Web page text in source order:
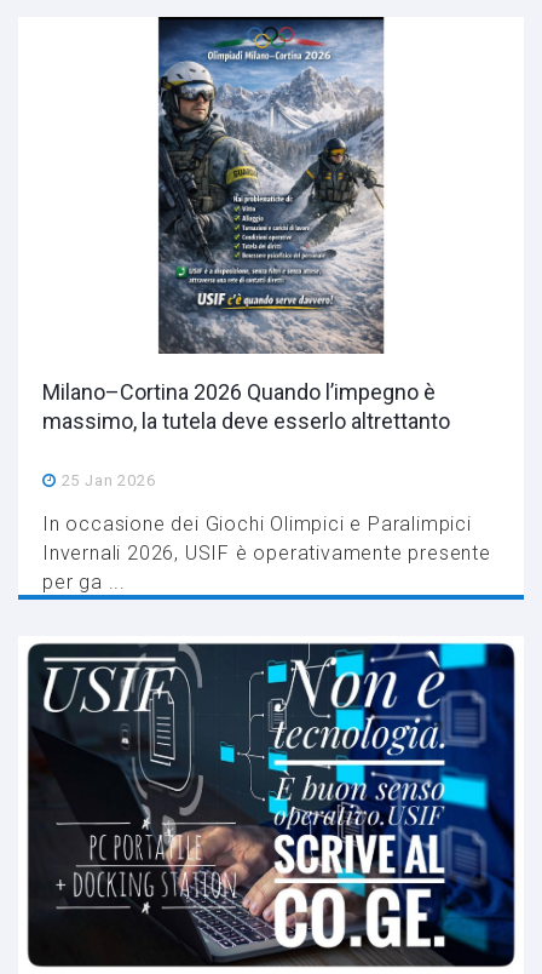
Milano–Cortina 2026 Quando l’impegno è
massimo, la tutela deve esserlo altrettanto
25 Jan 2026
In occasione dei Giochi Olimpici e Paralimpici
Invernali 2026, USIF è operativamente presente
per ga ...